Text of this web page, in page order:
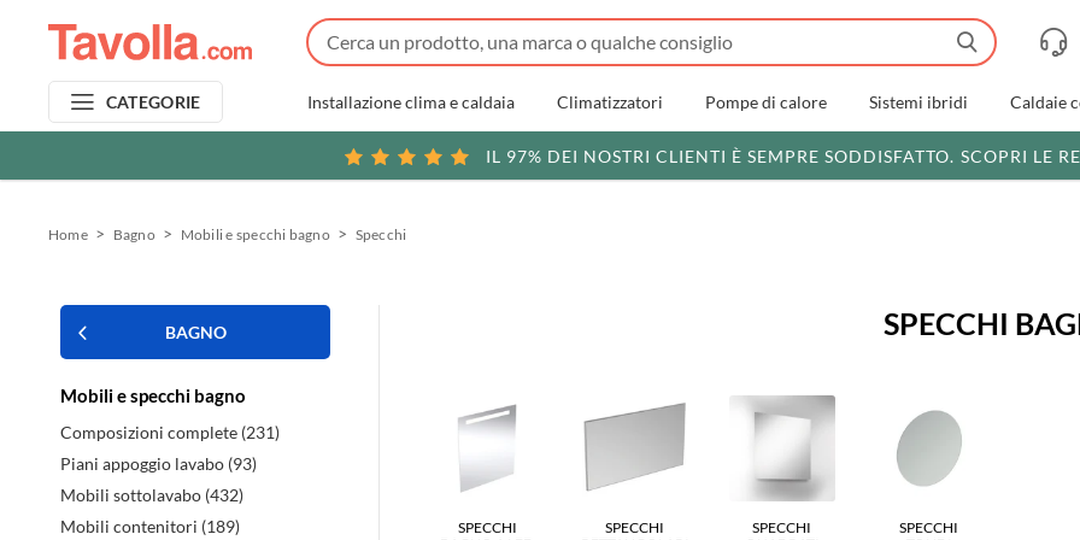
CATEGORIE Installazione clima e caldaia Climatizzatori Pompe di calore Sistemi ibridi Caldaie
IL 97% DEI NOSTRI CLIENTI È SEMPRE SODDISFATTO. SCOPRI LE
Home Bagno Mobili e specchi bagno Specchi
BAGNO
Mobili e specchi bagno
Composizioni complete (231)
Piani appoggio lavabo (93)
Mobili sottolavabo (432)
Mobili contenitori (189)
SPECCHI
SPECCHI
SPECCHI
SPECCHI
SPECCHI